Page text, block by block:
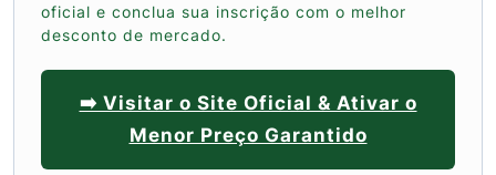
oficial e conclua sua inscrição com o melhor
desconto de mercado.
➡️ Visitar o Site Oficial & Ativar o
Menor Preço Garantido